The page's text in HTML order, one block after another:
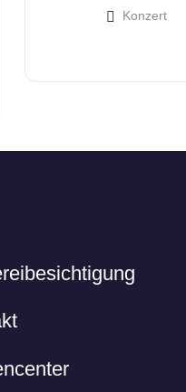
Konzert